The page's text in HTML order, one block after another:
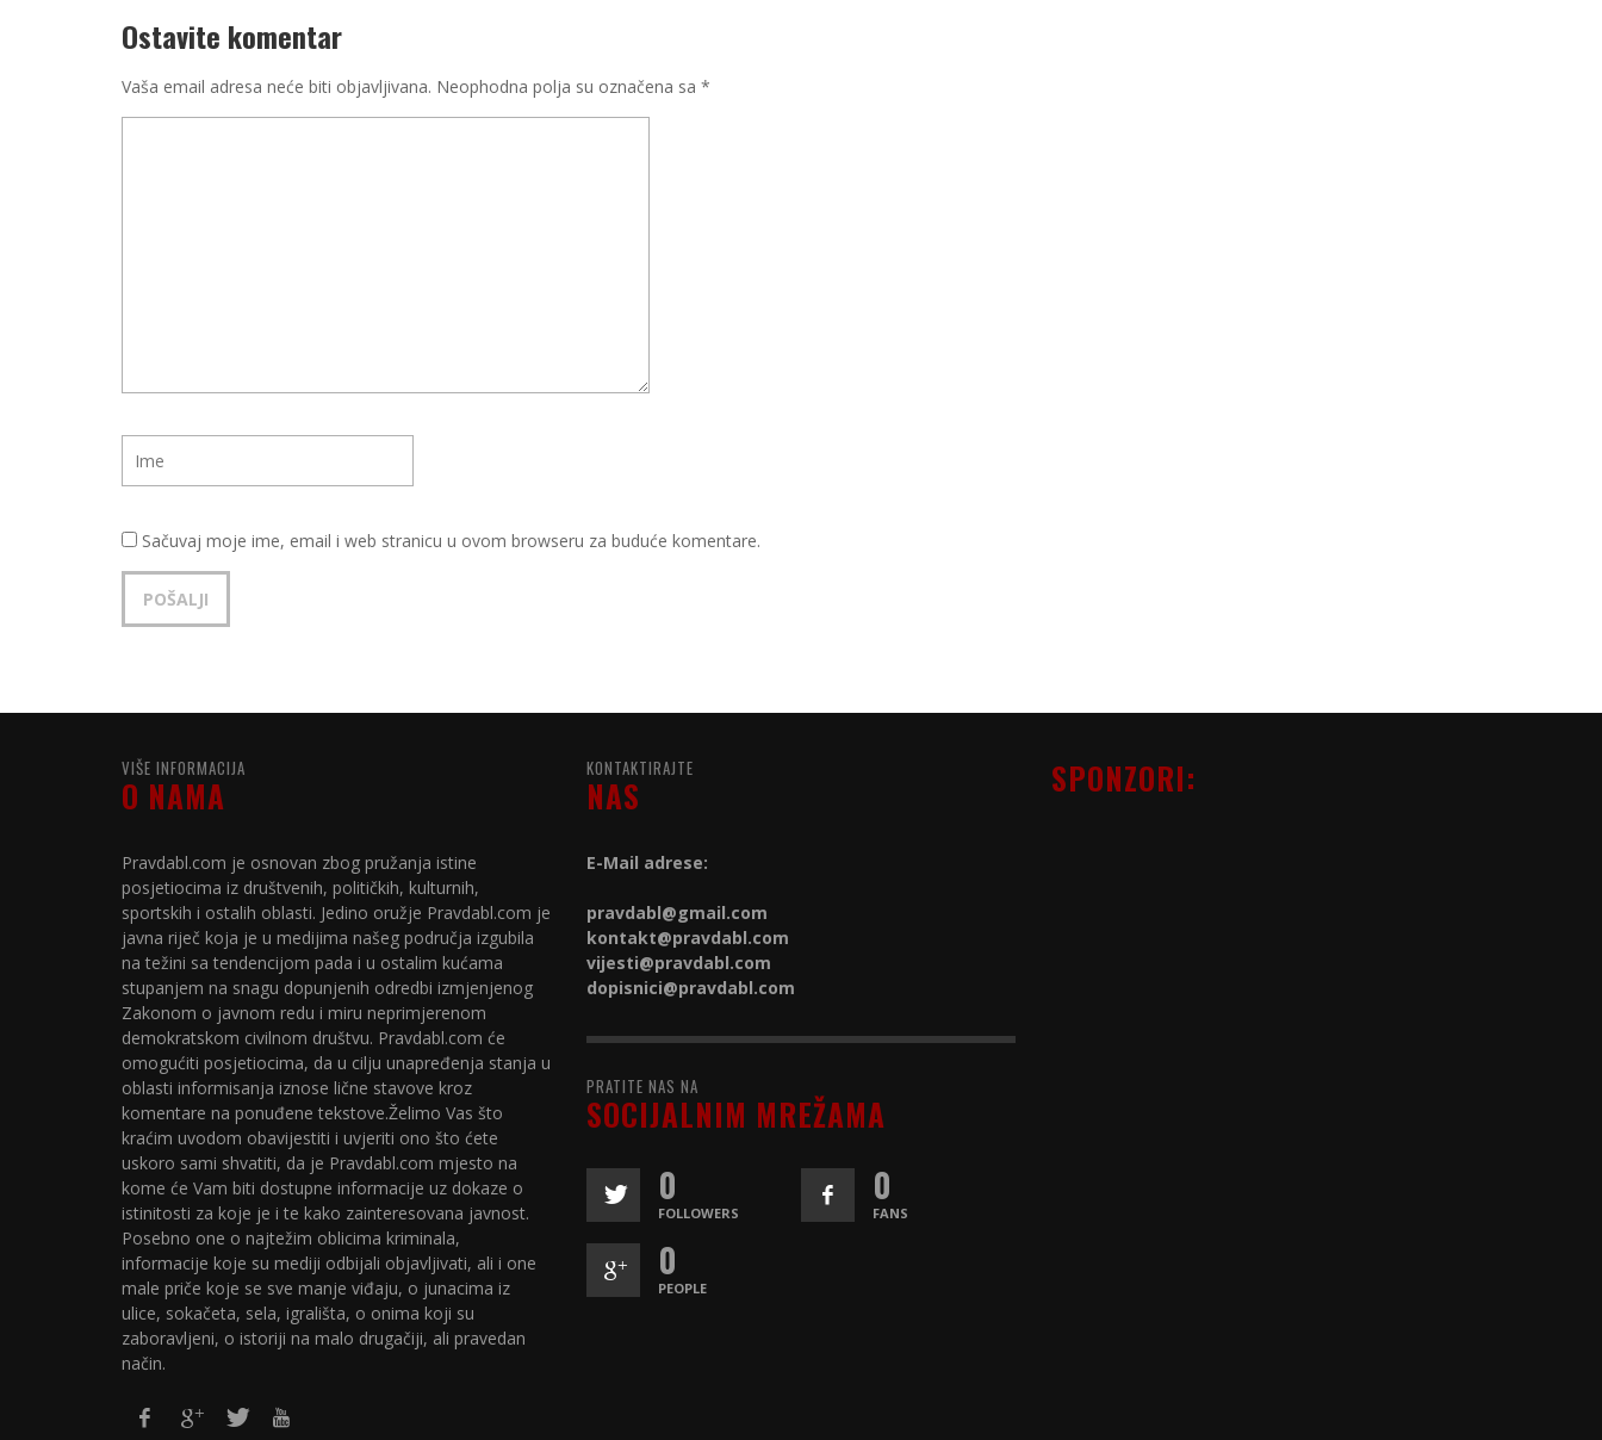
Ostavite komentar
Vaša email adresa neće biti objavljivana. Neophodna polja su označena sa *
Sačuvaj moje ime, email i web stranicu u ovom browseru za buduće komentare.
VIŠE INFORMACIJA
O NAMA
Pravdabl.com je osnovan zbog pružanja istine
posjetiocima iz društvenih, političkih, kulturnih,
sportskih i ostalih oblasti. Jedino oružje Pravdabl.com je
javna riječ koja je u medijima našeg područja izgubila
na težini sa tendencijom pada i u ostalim kućama
stupanjem na snagu dopunjenih odredbi izmjenjenog
Zakonom o javnom redu i miru neprimjerenom
demokratskom civilnom društvu. Pravdabl.com će
omogućiti posjetiocima, da u cilju unapređenja stanja u
oblasti informisanja iznose lične stavove kroz
komentare na ponuđene tekstove.Želimo Vas što
kraćim uvodom obavijestiti i uvjeriti ono što ćete
uskoro sami shvatiti, da je Pravdabl.com mjesto na
kome će Vam biti dostupne informacije uz dokaze o
istinitosti za koje je i te kako zainteresovana javnost.
Posebno one o najtežim oblicima kriminala,
informacije koje su mediji odbijali objavljivati, ali i one
male priče koje se sve manje viđaju, o junacima iz
ulice, sokačeta, sela, igrališta, o onima koji su
zaboravljeni, o istoriji na malo drugačiji, ali pravedan
način.
KONTAKTIRAJTE
NAS
E-Mail adrese:
pravdabl@gmail.com
kontakt@pravdabl.com
vijesti@pravdabl.com
dopisnici@pravdabl.com
PRATITE NAS NA
SOCIJALNIM MREŽAMA
0
FOLLOWERS
0
FANS
0
PEOPLE
SPONZORI: